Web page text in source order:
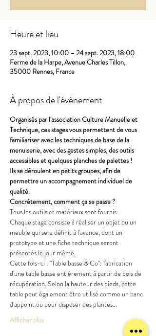
Heure et lieu
23 sept. 2023, 10:00 – 24 sept. 2023, 18:00
Ferme de la Harpe, Avenue Charles Tillon,
35000 Rennes, France
À propos de l'événement
Organisés par l'association Culture Manuelle et
Technique, ces stages vous permettent de vous
familiariser avec les techniques de base de la
menuiserie, avec des gestes simples, des outils
accessibles et quelques planches de palettes !
Ils se déroulent en petits groupes, afin de
permettre un accompagnement individuel de
qualité.
Concrètement, comment ça se passe ?
Tous les outils et matériaux sont fournis.
Chaque stage consiste à réaliser un objet ou un
meuble qui sera définit à l'avance, dont un
prototype et une fiche technique seront
présentés le jour même.
Cette fois-ci : "Table basse & Co": fabrication
d'une table basse entièrement à partir de bois de
récupération. Selon la hauteur des pieds, cette
table peut également être utilisé comme un banc
d'appoint ou pour disposer des plantes...
Afficher plus